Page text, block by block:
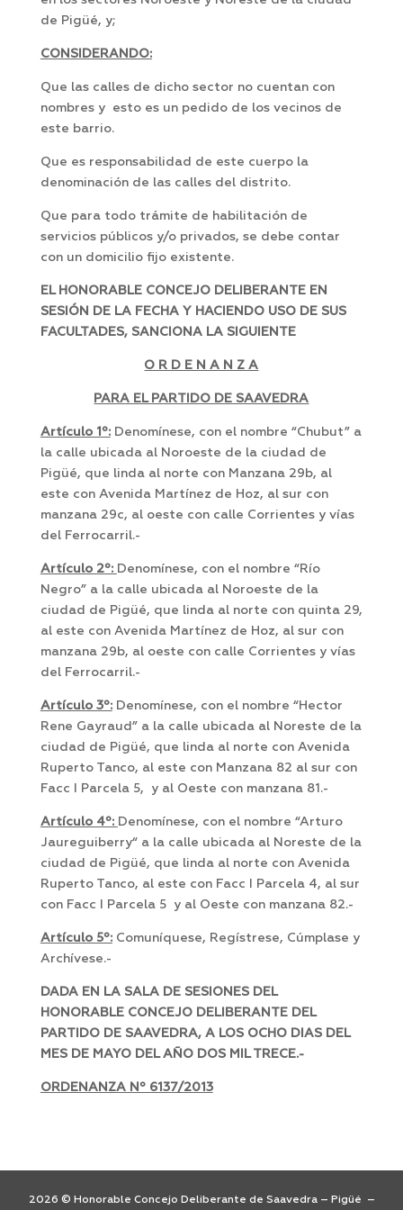
de Pigüé, y;
CONSIDERANDO:
Que las calles de dicho sector no cuentan con
nombres y esto es un pedido de los vecinos de
este barrio.
Que es responsabilidad de este cuerpo la
denominación de las calles del distrito.
Que para todo trámite de habilitación de
servicios públicos y/o privados, se debe contar
con un domicilio fijo existente.
EL HONORABLE CONCEJO DELIBERANTE EN
SESIÓN DE LA FECHA Y HACIENDO USO DE SUS
FACULTADES, SANCIONA LA SIGUIENTE
O R D E N A N Z A
PARA EL PARTIDO DE SAAVEDRA
Artículo 1º:Denomínese, con el nombre “Chubut” a
la calle ubicada al Noroeste de la ciudad de
Pigüé, que linda al norte con Manzana 29b, al
este con Avenida Martínez de Hoz, al sur con
manzana 29c, al oeste con calle Corrientes y vías
del Ferrocarril.-
Artículo 2º: Denomínese, con el nombre “Río
Negro” a la calle ubicada al Noroeste de la
ciudad de Pigüé, que linda al norte con quinta 29,
al este con Avenida Martínez de Hoz, al sur con
manzana 29b, al oeste con calle Corrientes y vías
del Ferrocarril.-
Artículo 3º:Denomínese, con el nombre “Hector
Rene Gayraud” a la calle ubicada al Noreste de la
ciudad de Pigüé, que linda al norte con Avenida
Ruperto Tanco, al este con Manzana 82 al sur con
Facc I Parcela 5, y al Oeste con manzana 81.-
Artículo 4º: Denomínese, con el nombre “Arturo
Jaureguiberry“ a la calle ubicada al Noreste de la
ciudad de Pigüé, que linda al norte con Avenida
Ruperto Tanco, al este con Facc I Parcela 4, al sur
con Facc I Parcela 5 y al Oeste con manzana 82.-
Artículo 5º:Comuníquese, Regístrese, Cúmplase y
Archívese.-
DADA EN LA SALA DE SESIONES DEL
HONORABLE CONCEJO DELIBERANTE DEL
PARTIDO DE SAAVEDRA, A LOS OCHO DIAS DEL
MES DE MAYO DEL AÑO DOS MIL TRECE.-
ORDENANZA Nº 6137/2013
2026 © Honorable Concejo Deliberante de Saavedra – Pigüé –